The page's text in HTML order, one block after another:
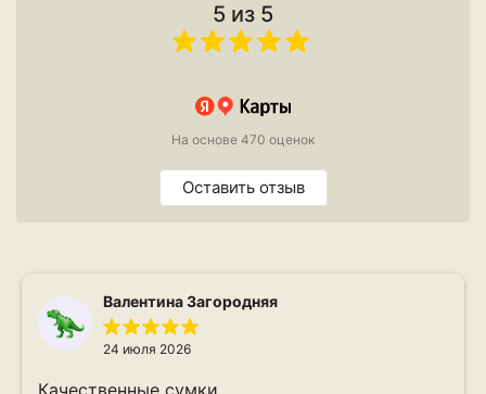
5 из 5
На основе 470 оценок
Оставить отзыв
Валентина Загородняя
24 июля 2026